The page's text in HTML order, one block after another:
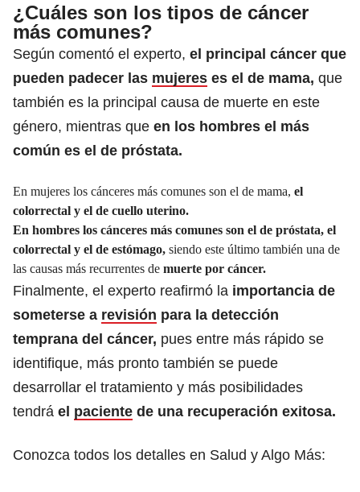
¿Cuáles son los tipos de cáncer
más comunes?
Según comentó el experto, el principal cáncer que
pueden padecer las mujeres es el de mama, que
también es la principal causa de muerte en este
género, mientras que en los hombres el más
común es el de próstata.
En mujeres los cánceres más comunes son el de mama, el
colorrectal y el de cuello uterino.
En hombres los cánceres más comunes son el de próstata, el
colorrectal y el de estómago, siendo este último también una de
las causas más recurrentes de muerte por cáncer.
Finalmente, el experto reafirmó la importancia de
someterse a revisión para la detección
temprana del cáncer, pues entre más rápido se
identifique, más pronto también se puede
desarrollar el tratamiento y más posibilidades
tendrá el paciente de una recuperación exitosa.
Conozca todos los detalles en Salud y Algo Más: